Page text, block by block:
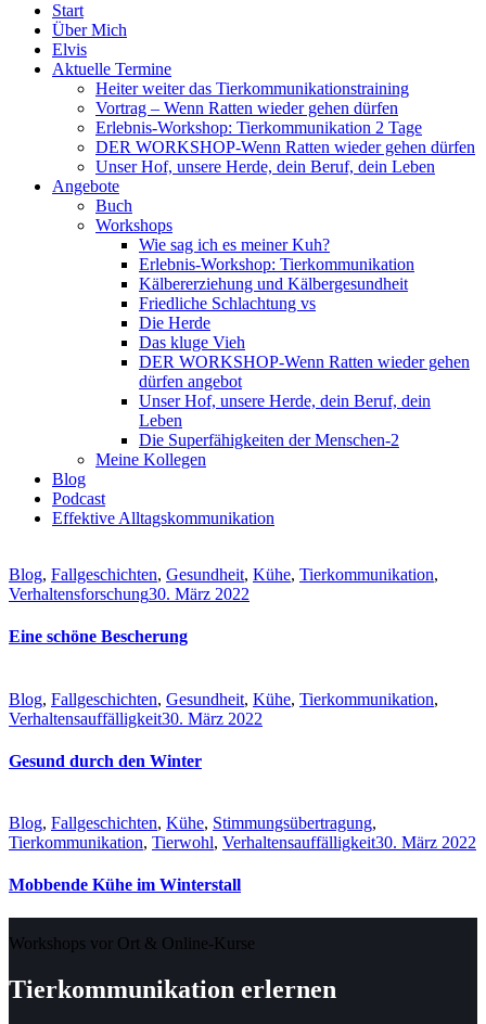
Start
Über Mich
Elvis
Aktuelle Termine
Heiter weiter das Tierkommunikationstraining
Vortrag – Wenn Ratten wieder gehen dürfen
Erlebnis-Workshop: Tierkommunikation 2 Tage
DER WORKSHOP-Wenn Ratten wieder gehen dürfen
Unser Hof, unsere Herde, dein Beruf, dein Leben
Angebote
Buch
Workshops
Wie sag ich es meiner Kuh?
Erlebnis-Workshop: Tierkommunikation
Kälbererziehung und Kälbergesundheit
Friedliche Schlachtung vs
Die Herde
Das kluge Vieh
DER WORKSHOP-Wenn Ratten wieder gehen
dürfen angebot
Unser Hof, unsere Herde, dein Beruf, dein
Leben
Die Superfähigkeiten der Menschen-2
Meine Kollegen
Blog
Podcast
Effektive Alltagskommunikation
Blog, Fallgeschichten, Gesundheit, Kühe, Tierkommunikation,
Verhaltensforschung30. März 2022
Eine schöne Bescherung
Blog, Fallgeschichten, Gesundheit, Kühe, Tierkommunikation,
Verhaltensauffälligkeit30. März 2022
Gesund durch den Winter
Blog, Fallgeschichten, Kühe, Stimmungsübertragung,
Tierkommunikation, Tierwohl, Verhaltensauffälligkeit30. März 2022
Mobbende Kühe im Winterstall
Workshops vor Ort & Online-Kurse
Tierkommunikation erlernen